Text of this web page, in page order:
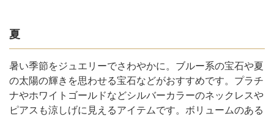
夏
暑い季節をジュエリーでさわやかに。ブルー系の宝石や夏
の太陽の輝きを思わせる宝石などがおすすめです。プラチ
ナやホワイトゴールドなどシルバーカラーのネックレスや
ピアスも涼しげに見えるアイテムです。ボリュームのある